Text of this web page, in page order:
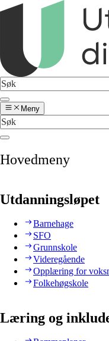
Meny
Hovedmeny
Utdanningsløpet
Barnehage
SFO
Grunnskole
Videregående
Opplæring for
Folkehøgskole
Læring og